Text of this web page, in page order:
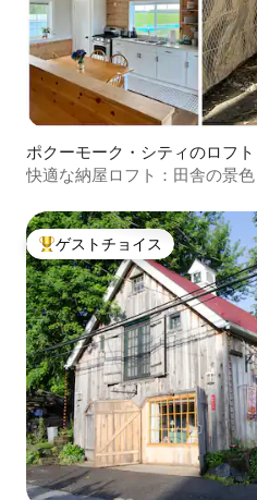
ポクーモーク・シティのロフト
快適な納屋ロフト：田舎の景
大好評のゲストチョイスです。
ゲストチョイス